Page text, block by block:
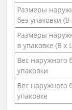
Размеры
без упаковки
Размеры
в упаковке (В х
Вес наружного
упаковки
Вес наружного
упаковке